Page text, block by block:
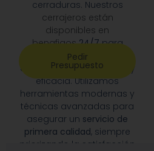
cerraduras. Nuestros
cerrajeros están
disponibles en
benafigos 24/7para
responder a cualquier
emergencia con rapidez y
eficacia. Utilizamos
herramientas modernas y
técnicas avanzadas para
asegurar un servicio de
primera calidad, siempre
priorizando la satisfacción
Pedir
Presupuesto